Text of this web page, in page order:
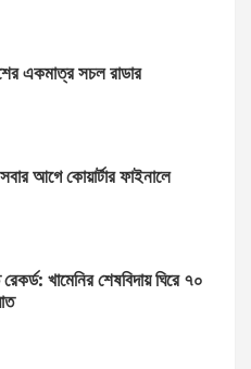
একমাত্র সচল রাডার
আগে কোয়ার্টার ফাইনালে
খামেনির শেষবিদায় ঘিরে ৭০